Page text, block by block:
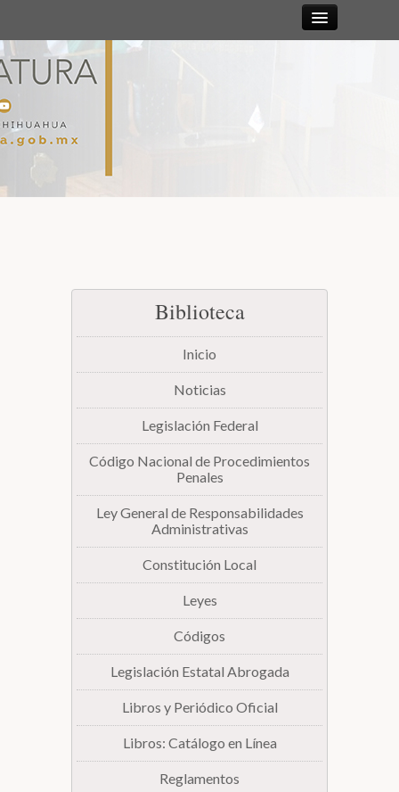
Junta de Coordinación Política
Comisiones
Biblioteca
Secretarías
Transparencia
Biblioteca
Inicio
Noticias
Legislación Federal
Código Nacional de Procedimientos
Penales
Ley General de Responsabilidades
Administrativas
Constitución Local
Leyes
Códigos
Legislación Estatal Abrogada
Libros y Periódico Oficial
Libros: Catálogo en Línea
Reglamentos